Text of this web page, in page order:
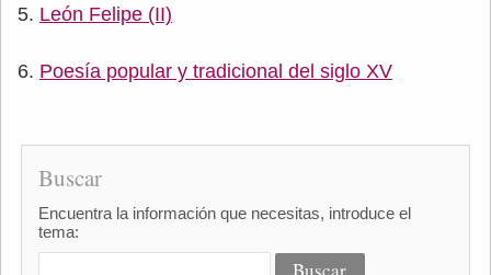
León Felipe (II)
Poesía popular y tradicional del siglo XV
Buscar
Encuentra la información que necesitas, introduce el
tema: